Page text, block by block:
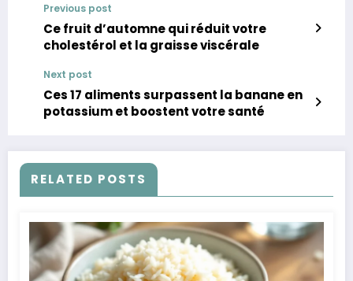
Previous post
Ce fruit d’automne qui réduit votre
cholestérol et la graisse viscérale
Next post
Ces 17 aliments surpassent la banane en
potassium et boostent votre santé
RELATED POSTS